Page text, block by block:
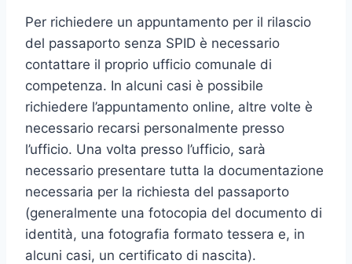
Per richiedere un appuntamento per il rilascio
del passaporto senza SPID è necessario
contattare il proprio ufficio comunale di
competenza. In alcuni casi è possibile
richiedere l’appuntamento online, altre volte è
necessario recarsi personalmente presso
l’ufficio. Una volta presso l’ufficio, sarà
necessario presentare tutta la documentazione
necessaria per la richiesta del passaporto
(generalmente una fotocopia del documento di
identità, una fotografia formato tessera e, in
alcuni casi, un certificato di nascita).